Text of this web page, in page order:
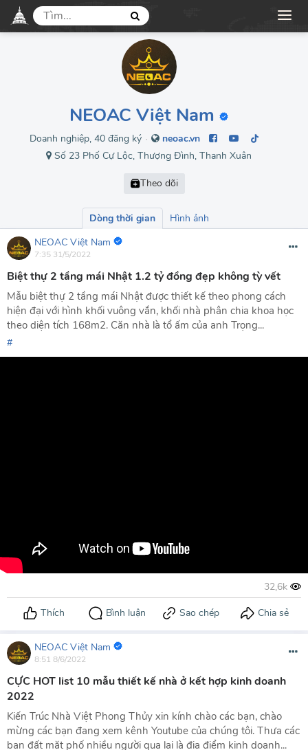
NEOAC Việt Nam
Doanh nghiệp, 40 đăng ký ●
neoac.vn
Số 23 Phố Cự Lộc, Thượng Đình, Thanh Xuân
Dòng thời gian
Hình ảnh
NEOAC Việt Nam
7:35 31/5/2022
Biệt thự 2 tầng mái Nhật 1.2 tỷ đồng đẹp không tỳ vết
Mẫu biệt thự 2 tầng mái Nhật được thiết kế theo phong cách
hiện đại với hình khối vuông vắn, khối nhà phân chia khoa học
theo diện tích 168m2. Căn nhà là tổ ấm của anh Trọng...
NEOAC Việt Nam
8:51 8/6/2022
CỰC HOT list 10 mẫu thiết kế nhà ở kết hợp kinh doanh
2022
Kiến Trúc Nhà Việt Phong Thủy xin kính chào các bạn, chào
mừng các bạn đang xem kênh Youtube của chúng tôi. Thưa các
bạn đất mặt phố nhiều người qua lại là địa điểm kinh doanh...